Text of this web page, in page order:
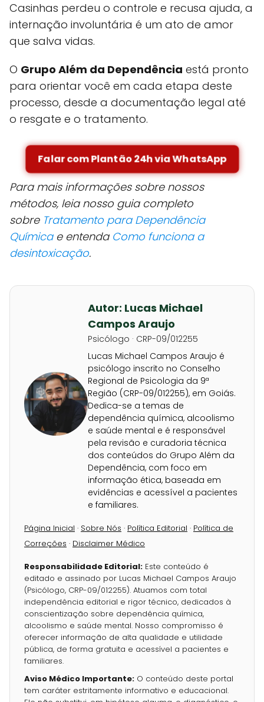
Casinhas perdeu o controle e recusa ajuda, a
internação involuntária é um ato de amor
que salva vidas.
O Grupo Além da Dependência está pronto
para orientar você em cada etapa deste
processo, desde a documentação legal até
o resgate e o tratamento.
Falar com Plantão 24h via WhatsApp
Para mais informações sobre nossos
métodos, leia nosso guia completo
sobre Tratamento para Dependência
Químicae entenda Como funciona a
desintoxicação.
Autor: Lucas Michael
Campos Araujo
Psicólogo · CRP-09/012255
Lucas Michael Campos Araujo é
psicólogo inscrito no Conselho
Regional de Psicologia da 9ª
Região (CRP-09/012255), em Goiás.
Dedica-se a temas de
dependência química, alcoolismo
e saúde mental e é responsável
pela revisão e curadoria técnica
dos conteúdos do Grupo Além da
Dependência, com foco em
informação ética, baseada em
evidências e acessível a pacientes
e familiares.
Página Inicial · Sobre Nós · Política Editorial · Política de
Correções · Disclaimer Médico
Responsabilidade Editorial: Este conteúdo é
editado e assinado por Lucas Michael Campos Araujo
(Psicólogo, CRP-09/012255). Atuamos com total
independência editorial e rigor técnico, dedicados à
conscientização sobre dependência química,
alcoolismo e saúde mental. Nosso compromisso é
oferecer informação de alta qualidade e utilidade
pública, de forma gratuita e acessível a pacientes e
familiares.
Aviso Médico Importante: O conteúdo deste portal
tem caráter estritamente informativo e educacional.